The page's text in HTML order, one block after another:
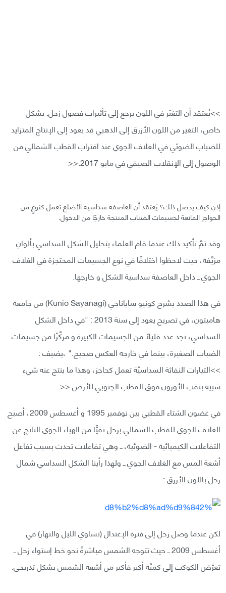
>>يُعتقد أن التغيّر في اللون يرجع إلى تأثيرات فصول زحل. بشكل
خاص، التغير من اللون الأزرق إلى الذهبي قد يعود إلى الإنتاج المتزايد
للضباب الضوئي في الغلاف الجوي عند اقتراب القطب الشمالي من
الوصول إلى الإنقلاب الصيفي في مايو 2017.<<
إذن كيف يحصل ذلك؟ يُعتقد أن العاصفة سداسية الأضلع تعمل كنوعٍ من
الحواجز المانعة لجسيمات الضباب المنتجة خارجًا من الدخول.
وقد تمَّ تأكيد ذلك عندما قام العلماء بتحليل الشكل السداسي بألوانٍ
مزيَّفة، حيث لاحظوا اختلافًا في نوع الجسيمات المحتجزة في الغلاف
الجوي ــ داخل العاصفة سداسية الشكل و خارجها.
في هذا الصدد يشرح كونيو ساياناجي (Kunio Sayanagi) من جامعة
هامبتون، في تصريح يعود إلى سنة 2013 : "في داخل الشكل
السداسي، نجد عدد قليلًا من الجسيمات الكبيرة و مركَّزًا من جسيمات
الضباب الصغيرة، بينما في خارجه العكس صحيح." ،يضيف :
>>التيارات النفاثة السداسيَّة تعمل كحاجز، وهذا ما ينتج عنه شيء
شبيه بثقب الأوزون فوق القطب الجنوبي للأرض.<<
في غضون الشتاء القطبي بين نوفمبر 1995 و أغسطس 2009، أصبح
الغلاف الجوي للقطب الشمالي بزحل نقيًّا من الهباء الجوي الناتج عن
التفاعلات الكيميائية - الضوئية، ــ وهي تفاعلات تحدث بسبب تفاعل
أشعة المس مع الغلاف الجوي ــ ولهذا رأينا الشكل السداسي شمال
زحل باللون الأزرق :
لكن عندما وصل زحل إلى فترة الإعتدال (تساوي الليل والنهار) في
أغسطس 2009 ــ حيث تتوجه الشمس مباشرةً نحو خط إستواء زحل ــ
تعرَّض الكوكب إلى كميَّة أكبر فأكبر من أشعة الشمس بشكل تدريجي.